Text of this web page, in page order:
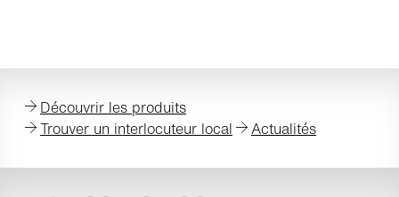
Découvrir les produits
Trouver un interlocuteur local
Actualités